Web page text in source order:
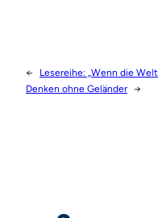
←
Lesereihe: „Wenn die
Denken ohne Geländer →